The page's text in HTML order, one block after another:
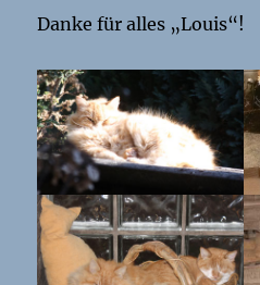
Danke für alles „Louis“!